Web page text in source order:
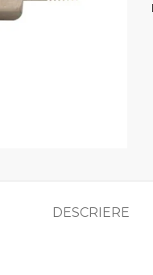
DESCRIERE